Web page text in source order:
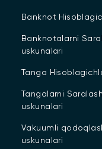
Banknot
Banknotalarni
uskunalari
Tanga
Tangalarni Saralash
uskunalari
Vakuumli
uskunalari